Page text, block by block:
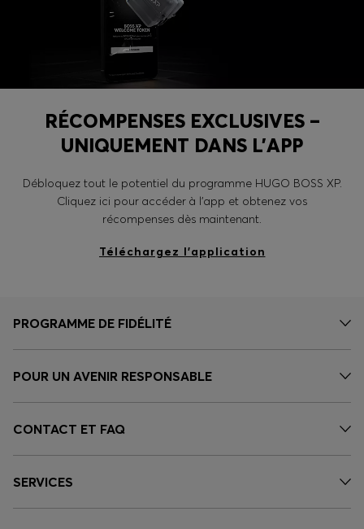
RÉCOMPENSES EXCLUSIVES –
UNIQUEMENT DANS L’APP
Débloquez tout le potentiel du programme HUGO BOSS XP.
Cliquez ici pour accéder à l’app et obtenez vos
récompenses dès maintenant.
Téléchargez l’application
PROGRAMME DE FIDÉLITÉ
POUR UN AVENIR RESPONSABLE
CONTACT ET FAQ
SERVICES